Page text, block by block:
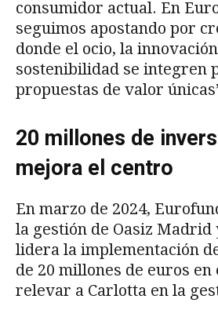
consumidor actual. En
seguimos apostando por
donde el ocio, la
sostenibilidad se integren
propuestas de valor
20 millones de
mejora el centro
En marzo de 2024,
la gestión de Oasiz Madrid
lidera la implementación
de 20 millones de euros
relevar a Carlotta en la